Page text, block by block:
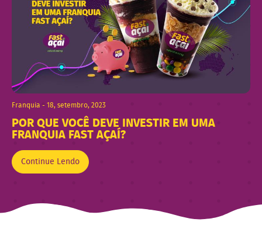
Franquia - 18, setembro, 2023
POR QUE VOCÊ DEVE INVESTIR EM UMA
FRANQUIA FAST AÇAÍ?
Continue Lendo